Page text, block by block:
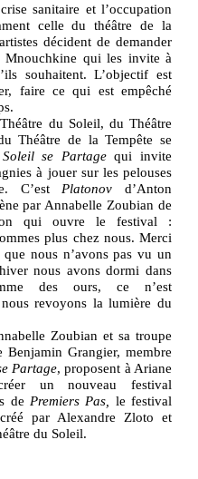
sanitaire et l’occupation
celle du théâtre de la
décident de demander
Mnouchkine qui les invite à
souhaitent. L’objectif est
faire ce qui est empêché
du Soleil, du Théâtre
Théâtre de la Tempête se
se Partagequi invite
à jouer sur les pelouses
C’est Platonov d’Anton
par Annabelle Zoubian de
qui ouvre le festival :
plus chez nous. Merci
nous n’avons pas vu un
nous avons dormi dans
des ours, ce n’est
revoyons la lumière du
Zoubian et sa troupe
Benjamin Grangier, membre
Partage, proposent à Ariane
un nouveau festival
de Premiers Pas,
le festival
par Alexandre Zloto et
du Soleil.